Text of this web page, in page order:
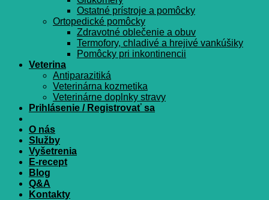
Ostatné prístroje a pomôcky
Ortopedické pomôcky
Zdravotné oblečenie a obuv
Termofory, chladivé a hrejivé vankúšiky
Pomôcky pri inkontinencii
Veterina
Antiparazitiká
Veterinárna kozmetika
Veterinárne doplnky stravy
Prihlásenie / Registrovať sa
O nás
Služby
Vyšetrenia
E-recept
Blog
Q&A
Kontakty